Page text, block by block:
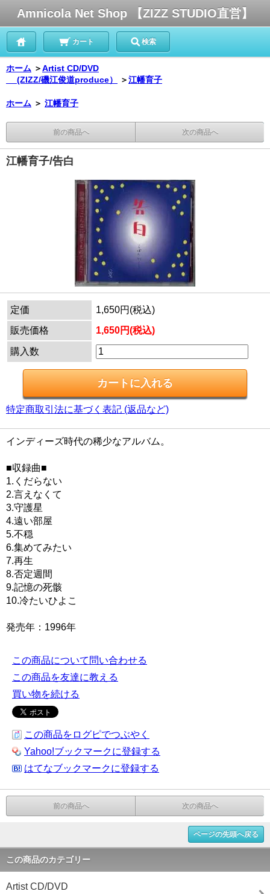
Amnicola Net Shop 【ZIZZ STUDIO直営】
カート 検索
ホーム ＞Artist CD/DVD
(ZIZZ/磯江俊道produce）
＞江幡育子
ホーム ＞ 江幡育子
前の商品へ 次の商品へ
江幡育子/告白
定価
1,650円(税込)
販売価格
1,650円(税込)
購入数
特定商取引法に基づく表記 (返品など)
インディーズ時代の稀少なアルバム。
■収録曲■
1.くだらない
2.言えなくて
3.守護星
4.遠い部屋
5.不穏
6.集めてみたい
7.再生
8.否定週間
9.記憶の死骸
10.冷たいひよこ
発売年：1996年
この商品について問い合わせる
この商品を友達に教える
買い物を続ける
この商品をログピでつぶやく
Yahoo!ブックマークに登録する
はてなブックマークに登録する
前の商品へ 次の商品へ
ページの先頭へ戻る
この商品のカテゴリー
Artist CD/DVD